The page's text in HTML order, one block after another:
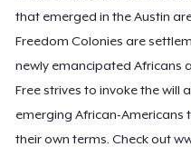
that emerged in the Austin
Freedom Colonies are
newly emancipated Africans
Free strives to invoke the will
emerging African-Americans
their own terms. Check out